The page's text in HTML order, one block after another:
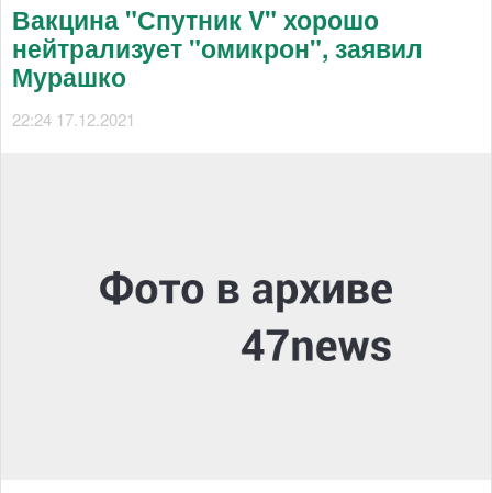
Вакцина "Спутник V" хорошо
нейтрализует "омикрон", заявил
Мурашко
22:24 17.12.2021